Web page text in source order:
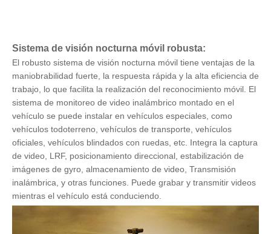
Sistema de visión nocturna móvil robusta:
El robusto sistema de visión nocturna móvil tiene ventajas de la
maniobrabilidad fuerte, la respuesta rápida y la alta eficiencia de
trabajo, lo que facilita la realización del reconocimiento móvil. El
sistema de monitoreo de video inalámbrico montado en el
vehículo se puede instalar en vehículos especiales, como
vehículos todoterreno, vehículos de transporte, vehículos
oficiales, vehículos blindados con ruedas, etc. Integra la captura
de video, LRF, posicionamiento direccional, estabilización de
imágenes de gyro, almacenamiento de video, Transmisión
inalámbrica, y otras funciones. Puede grabar y transmitir videos
mientras el vehículo está conduciendo.